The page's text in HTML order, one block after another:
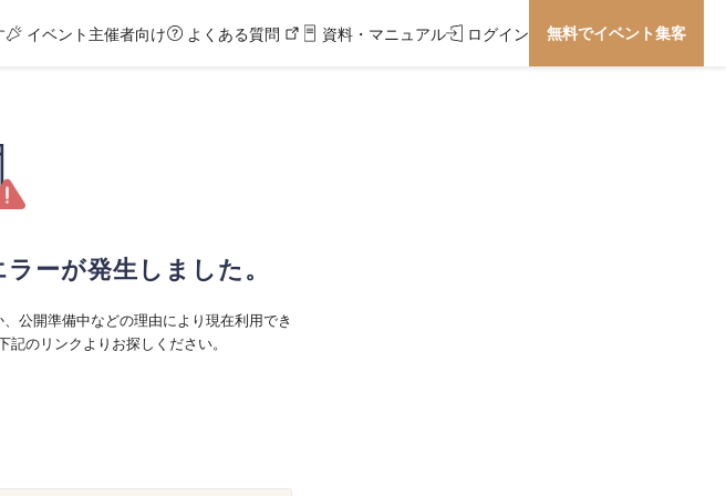
イベント主催者向け よくある質問 資料・マニュアル ログイン 無料でイベント集客
ーが発生しました。
公開準備中などの理由により現在利用でき
のリンクよりお探しください。